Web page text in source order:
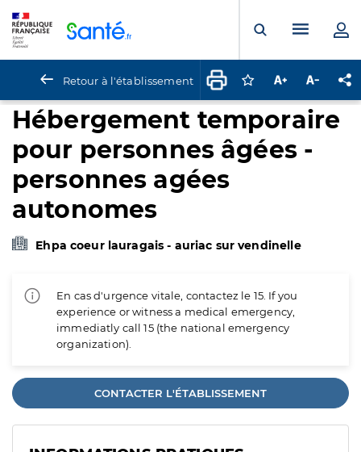
Ouvrir laMenu
Retour à l'établissement Connectez-vous
Augmenter la
Hébergement temporaire
pour personnes âgées -
personnes agées
autonomes
Ehpa coeur lauragais - auriac sur vendinelle
En cas d'urgence vitale, contactez le 15. If you
experience or witness a medical emergency,
immediatly call 15 (the national emergency
organization).
CONTACTER L'ÉTABLISSEMENT